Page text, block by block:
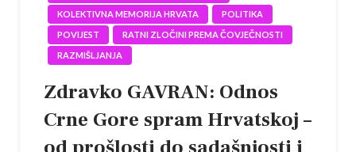
KOLEKTIVNA MEMORIJA HRVATA
POLITIKA
POVIJEST
RATNI ZLOČINI PREMA ČOVJEČNOSTI
RAZMIŠLJANJA
Zdravko GAVRAN: Odnos
Crne Gore spram Hrvatskoj –